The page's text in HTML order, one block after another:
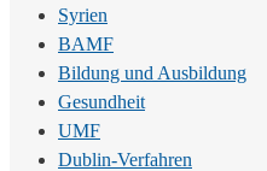
Syrien
BAMF
Bildung und Ausbildung
Gesundheit
UMF
Dublin-Verfahren